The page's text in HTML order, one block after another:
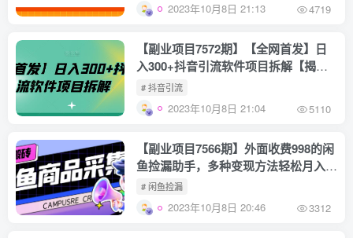
2023年10月8日 21:13 4719
【副业项目7572期】【全网首发】日
入300+抖音引流软件项目拆解【揭
秘】
# 抖音引流
2023年10月8日 21:04 5110
【副业项目7566期】外面收费998的闲
鱼捡漏助手，多种变现方法轻松月入
6000+【采集脚本+玩法教程】
# 闲鱼捡漏
2023年10月8日 20:46 3312